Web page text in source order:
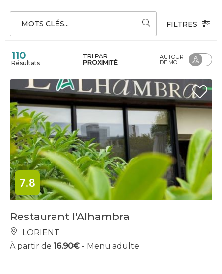
MOTS CLÉS... FILTRES
110
Résultats
TRI PAR
PROXIMITÉ
AUTOUR
DE MOI
7.8
Restaurant l'Alhambra
LORIENT
À partir de 16.90€ - Menu adulte